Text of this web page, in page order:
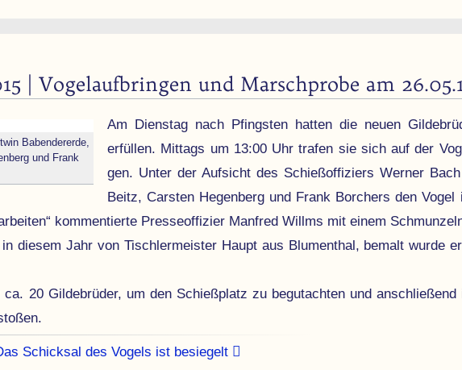
| Vogelaufbringen und Marschprobe am
Babendererde,
und Frank
Am Dienstag nach Pfings­ten hatten die neuen
erfüllen. Mittags um 13:00 Uhr trafen sie sich auf der
gen. Unter der Auf­sicht des Schieß­offiziers Werner
Beitz, Carsten Hegenberg und Frank Borchers den
kommen­tierte Presse­offizier Manfred Willms mit einem
diesem Jahr von Tisch­ler­meister Haupt aus Blumenthal, bemalt wurde
20 Gilde­brüder, um den Schieß­platz zu begutachten und
Schicksal des Vogels ist besiegelt